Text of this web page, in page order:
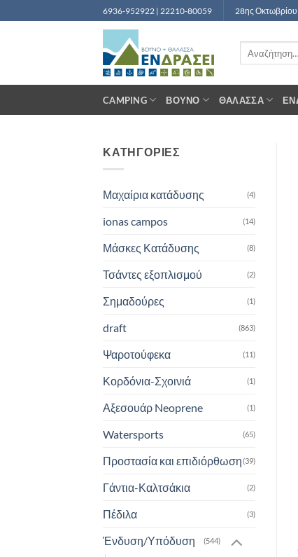
στο
6936-952922 | 22210-80059 28ης
CAMPING ΒΟΥΝΌ ΘΆΛΑΣΣΑ
ΚΑΤΗΓΟΡΙΕΣ
Μαχαίρια κατάδυσης (4)
ionas campos (14)
Μάσκες Κατάδυσης (8)
Τσάντες εξοπλισμού (2)
Σημαδούρες (1)
draft (863)
Ψαροτούφεκα (11)
Κορδόνια-Σχοινιά (1)
Αξεσουάρ Neoprene (1)
Watersports (65)
Προστασία και επιδιόρθωση(39)
Γάντια-Καλτσάκια (2)
Πέδιλα (3)
Ένδυση/Υπόδυση (544)